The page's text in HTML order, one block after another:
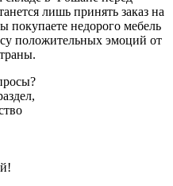
лишь принять заказ на
покупаете недорого мебель
положительных эмоций от